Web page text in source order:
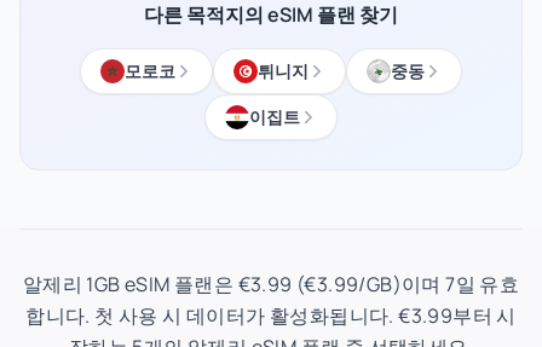
다른 목적지의 eSIM 플랜 찾기
모로코 튀니지
중동
이집트
알제리 1GB eSIM 플랜은 €3.99 (€3.99/GB)이며 7일 유효
합니다. 첫 사용 시 데이터가 활성화됩니다. €3.99부터 시